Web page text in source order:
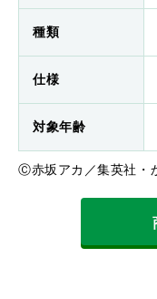
種類
仕様
対象年齢
Ⓒ赤坂アカ／集英社・